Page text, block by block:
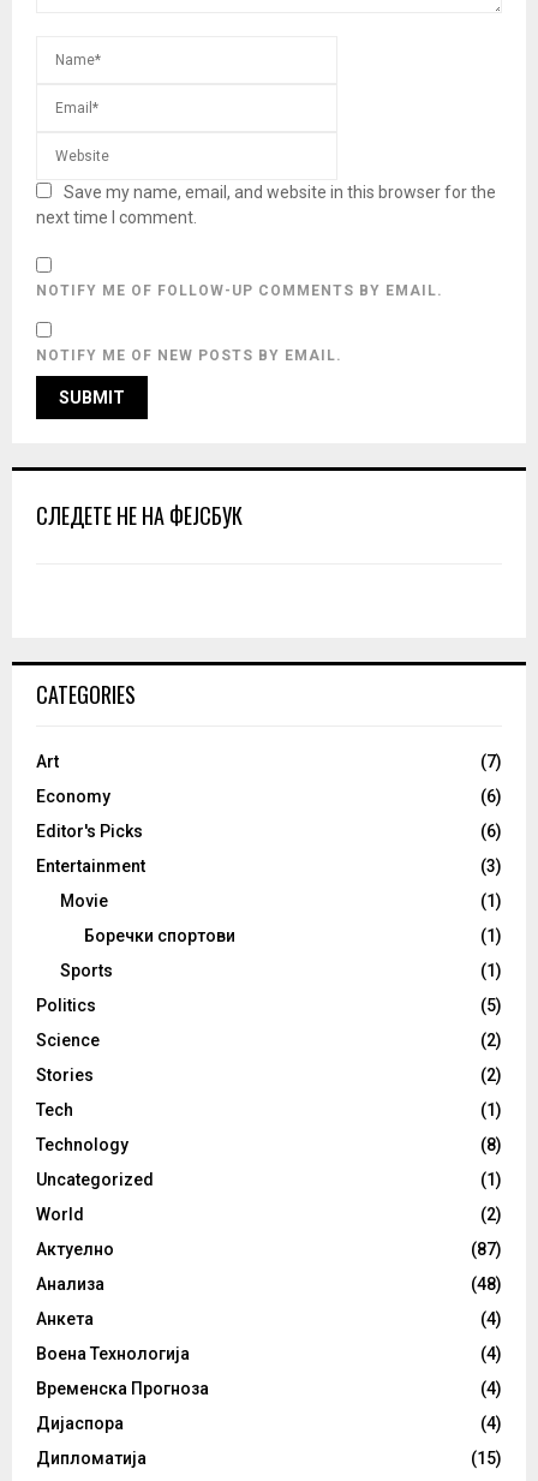
Save my name, email, and website in this browser for the
next time I comment.
NOTIFY ME OF FOLLOW-UP COMMENTS BY EMAIL.
NOTIFY ME OF NEW POSTS BY EMAIL.
СЛЕДЕТЕ НЕ НА ФЕЈСБУК
CATEGORIES
Art
(7)
Economy
(6)
Editor's Picks
(6)
Entertainment
(3)
Movie
(1)
Боречки спортови
(1)
Sports
(1)
Politics
(5)
Science
(2)
Stories
(2)
Tech
(1)
Technology
(8)
Uncategorized
(1)
World
(2)
Актуелно
(87)
Анализа
(48)
Анкета
(4)
Воена Технологија
(4)
Временска Прогноза
(4)
Дијаспора
(4)
Дипломатија
(15)